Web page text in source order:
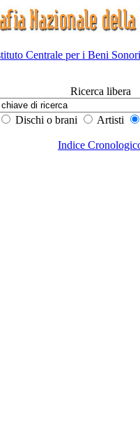
Centrale per i Beni
Ricerca libera
Dischi o brani Artisti
Indice